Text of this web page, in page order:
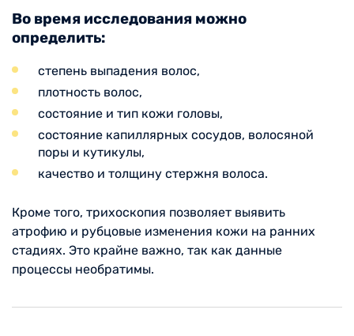
Во время исследования можно
определить:
степень выпадения волос,
плотность волос,
состояние и тип кожи головы,
состояние капиллярных сосудов, волосяной
поры и кутикулы,
качество и толщину стержня волоса.
Кроме того, трихоскопия позволяет выявить
атрофию и рубцовые изменения кожи на ранних
стадиях. Это крайне важно, так как данные
процессы необратимы.